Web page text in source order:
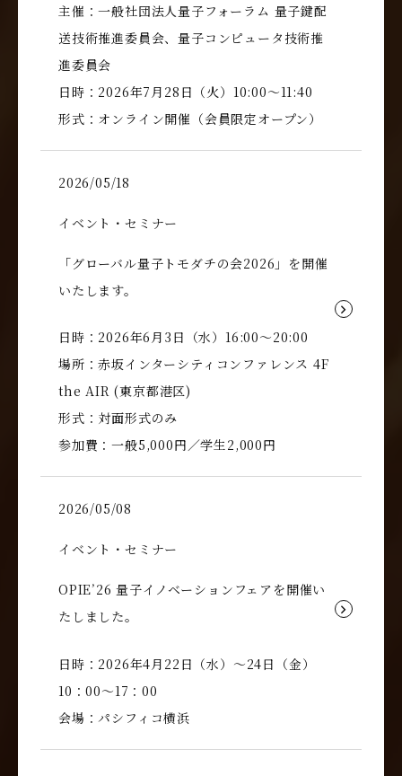
主催：一般社団法人量子フォーラム 量子鍵配
送技術推進委員会、量子コンピュータ技術推
進委員会
日時：2026年7月28日（火）10:00～11:40
形式：オンライン開催（会員限定オープン）
2026/05/18
イベント・セミナー
「グローバル量子トモダチの会2026」を開催
いたします。
日時：2026年6月3日（水）16:00～20:00
場所：赤坂インターシティコンファレンス 4F
the AIR (東京都港区)
形式：対面形式のみ
参加費：一般5,000円／学生2,000円
2026/05/08
イベント・セミナー
OPIE’26 量子イノベーションフェアを開催い
たしました。
日時：2026年4月22日（水）～24日（金）
10：00～17：00
会場：パシフィコ横浜